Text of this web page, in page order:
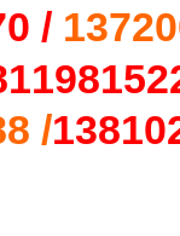
/
/